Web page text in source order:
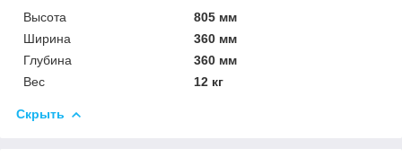
Высота
805 мм
Ширина
360 мм
Глубина
360 мм
Вес
12 кг
Скрыть